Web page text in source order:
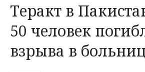
Теракт в
50 человек
взрыва в